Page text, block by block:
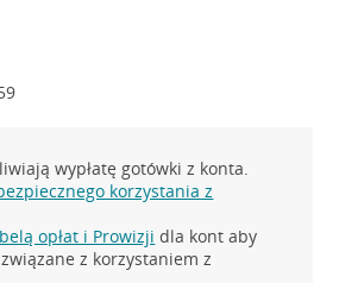
wypłatę gotówki z konta.
korzystania z
opłat i Prowizji dla kont aby
z korzystaniem z